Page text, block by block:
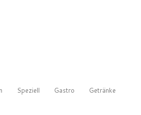
Speziell Gastro Getränke